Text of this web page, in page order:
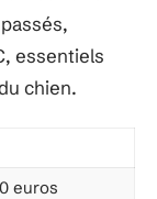
essentiels
chien.
euros